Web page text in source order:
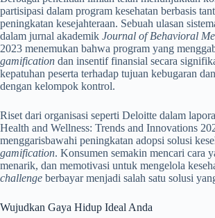
partisipasi dalam program kesehatan berbasis
peningkatan kesejahteraan. Sebuah ulasan
dalam jurnal akademik Journal of Behavioral
2023 menemukan bahwa program yang
gamification dan insentif finansial secara
kepatuhan peserta terhadap tujuan kebugaran
dengan kelompok kontrol.
Riset dari organisasi seperti Deloitte dalam
Health and Wellness: Trends and Innovations
menggarisbawahi peningkatan adopsi solusi
gamification. Konsumen semakin mencari cara
menarik, dan memotivasi untuk mengelola
challenge berbayar menjadi salah satu solusi
Wujudkan Gaya Hidup Ideal Anda